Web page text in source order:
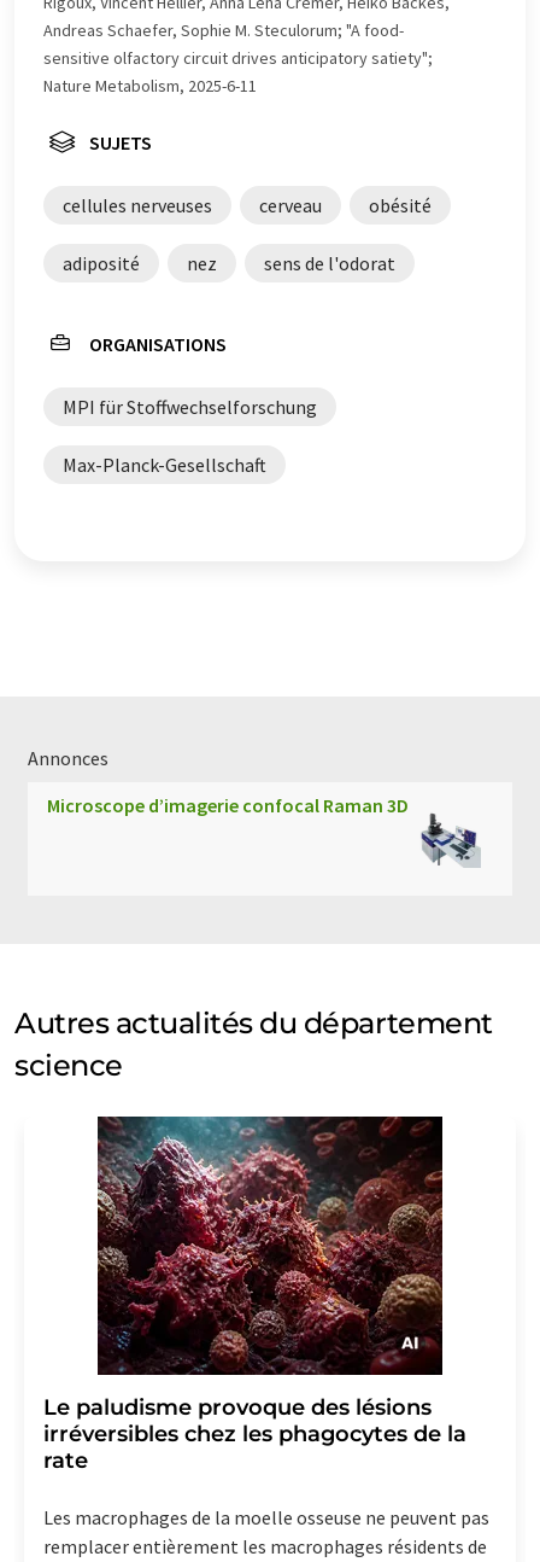
trouvéici.
Andreas Schaefer, Sophie M. Steculorum; "A food-
sensitive olfactory circuit drives anticipatory satiety";
Nature Metabolism, 2025-6-11
SUJETS
cellules nerveuses cerveau obésité
adiposité nez sens de l'odorat
ORGANISATIONS
MPI für Stoffwechselforschung
Max-Planck-Gesellschaft
Annonces
Microscope d’imagerie confocal Raman 3D
Autres actualités du département
science
Le paludisme provoque des lésions
irréversibles chez les phagocytes de la
rate
Les macrophages de la moelle osseuse ne peuvent pas
remplacer entièrement les macrophages résidents de